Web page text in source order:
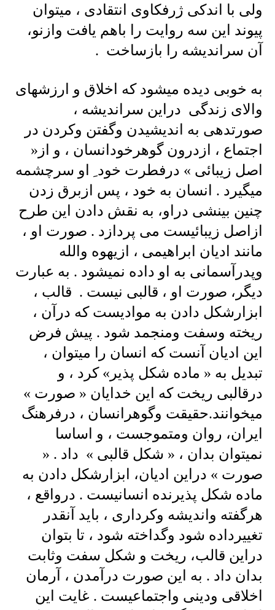
ولی با اندکی ژرفکاوی انتقادی ، میتوان
پیوند این سه روایت را باهم یافت وازنو،
آن سراندیشه را بازساخت .
به خوبی دیده میشود که اخلاق و ارزشهای
والای زندگی دراین سراندیشه ،
صورتدهی به اندیشیدن وگفتن وکردن در
اجتماع ، ازدرون گوهرخودانسان ، و از«
اصل زیبائی » درفطرت خود ِ او سرچشمه
میگیرد . انسان به خود ، پس ازبرق زدن
چنین بینشی دراو، به نقش دادن این طرح
ازاصل زیبائیست می پردازد . صورت او ،
مانند ادیان ابراهیمی ، ازیهوه والله
وپدرآسمانی به او داده نمیشود . به عبارت
دیگر، صورت او ، قالبی نیست . قالب ،
ابزارشکل دادن به موادیست که درآن ،
ریخته وسفت ومنجمد شود . پیش فرض
این ادیان آنست که انسان را میتوان ،
تبدیل به « ماده شکل پذیر» کرد ، و
درقالبی ریخت که این خدایان « صورت »
میخوانند.حقیقت وگوهرانسان ، درفرهنگ
ایران، روان ومتموجست ، و اساسا
نمیتوان بدان ، « شکل قالبی » داد . «
صورت » دراین ادیان، ابزارشکل دادن به
ماده شکل پذیرنده انسانیست . درواقع ،
هرگفته واندیشه وکرداری ، باید آنقدر
تغییرداده شود وگداخته شود ، تا بتوان
دراین قالب، ریخت و شکل سفت وثابت
بدان داد . به این صورت درآمدن ، آرمان
اخلاقی ودینی واجتماعیست . غایت این